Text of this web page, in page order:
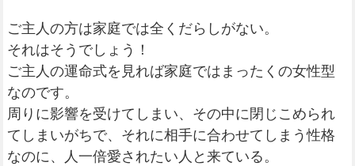
ご主人の方は家庭では全くだらしがない。
それはそうでしょう！
ご主人の運命式を見れば家庭ではまったくの女性型
なのです。
周りに影響を受けてしまい、その中に閉じこめられ
てしまいがちで、それに相手に合わせてしまう性格
なのに、人一倍愛されたい人と来ている。